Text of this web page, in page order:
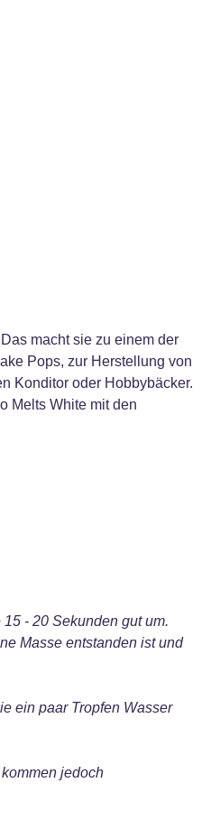
macht sie zu einem der
Pops, zur Herstellung von
Konditor oder Hobbybäcker.
Melts White mit den
- 20 Sekunden gut um.
Masse entstanden ist und
ein paar Tropfen Wasser
jedoch